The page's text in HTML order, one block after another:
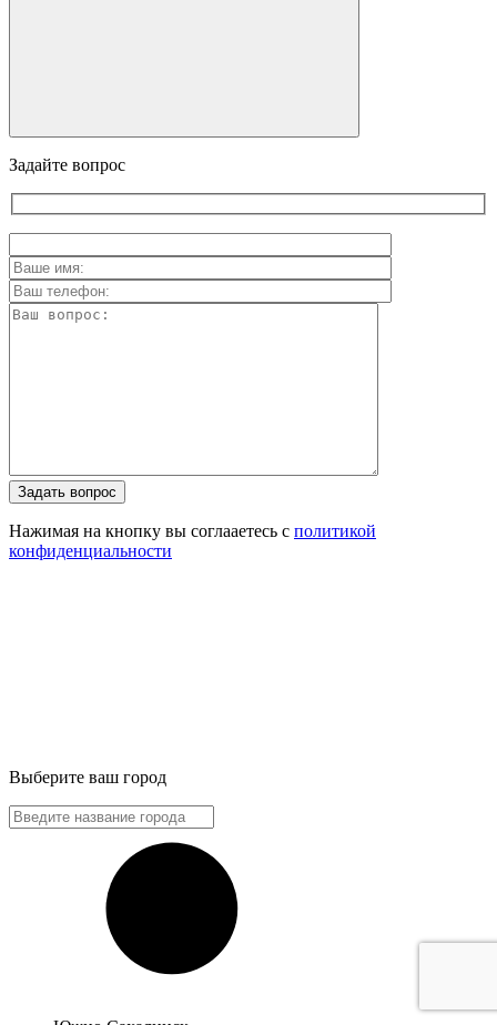
Задайте вопрос
Задать вопрос
Нажимая на кнопку вы соглааетесь с политикой
конфиденциальности
Выберите ваш город